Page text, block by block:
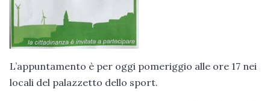
L’appuntamento è per oggi pomeriggio alle ore 17 nei
locali del palazzetto dello sport.